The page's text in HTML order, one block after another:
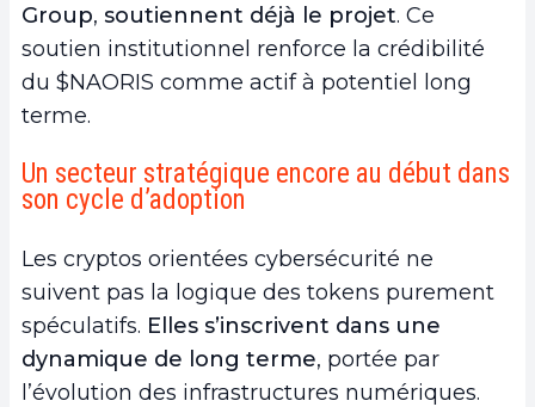
Group, soutiennent déjà le projet. Ce
soutien institutionnel renforce la crédibilité
du $NAORIS comme actif à potentiel long
terme.
Un secteur stratégique encore au début dans
son cycle d’adoption
Les cryptos orientées cybersécurité ne
suivent pas la logique des tokens purement
spéculatifs. Elles s’inscrivent dans une
dynamique de long terme, portée par
l’évolution des infrastructures numériques.